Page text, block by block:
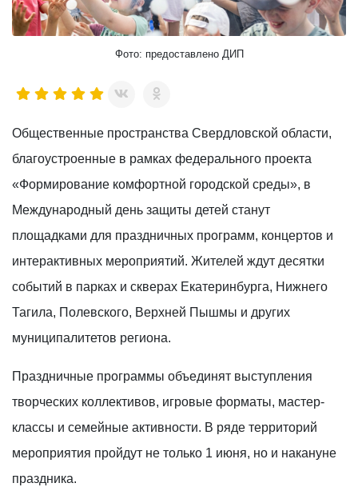
Фото: предоставлено ДИП
Общественные пространства Свердловской области,
благоустроенные в рамках федерального проекта
«Формирование комфортной городской среды», в
Международный день защиты детей станут
площадками для праздничных программ, концертов и
интерактивных мероприятий. Жителей ждут десятки
событий в парках и скверах Екатеринбурга, Нижнего
Тагила, Полевского, Верхней Пышмы и других
муниципалитетов региона.
Праздничные программы объединят выступления
творческих коллективов, игровые форматы, мастер-
классы и семейные активности. В ряде территорий
мероприятия пройдут не только 1 июня, но и накануне
праздника.